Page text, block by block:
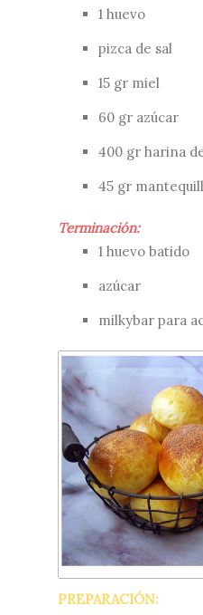
1 huevo
pizca de sal
15 gr miel
60 gr azúcar
400 gr harina
45 gr
Terminación:
1 huevo batido
azúcar
milkybar para
PREPARACIÓN: